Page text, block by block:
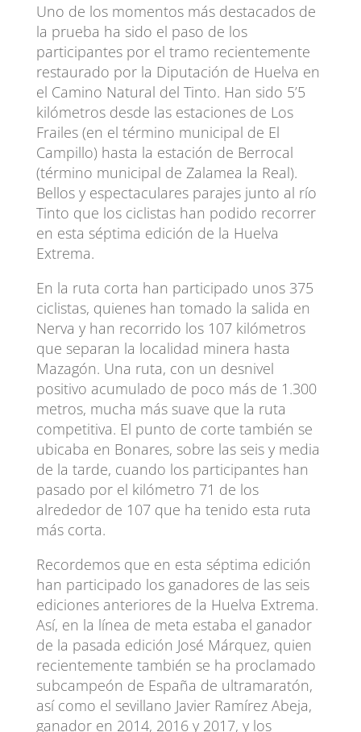
Uno de los momentos más destacados de
la prueba ha sido el paso de los
participantes por el tramo recientemente
restaurado por la Diputación de Huelva en
el Camino Natural del Tinto. Han sido 5’5
kilómetros desde las estaciones de Los
Frailes (en el término municipal de El
Campillo) hasta la estación de Berrocal
(término municipal de Zalamea la Real).
Bellos y espectaculares parajes junto al río
Tinto que los ciclistas han podido recorrer
en esta séptima edición de la Huelva
Extrema.
En la ruta corta han participado unos 375
ciclistas, quienes han tomado la salida en
Nerva y han recorrido los 107 kilómetros
que separan la localidad minera hasta
Mazagón. Una ruta, con un desnivel
positivo acumulado de poco más de 1.300
metros, mucha más suave que la ruta
competitiva. El punto de corte también se
ubicaba en Bonares, sobre las seis y media
de la tarde, cuando los participantes han
pasado por el kilómetro 71 de los
alrededor de 107 que ha tenido esta ruta
más corta.
Recordemos que en esta séptima edición
han participado los ganadores de las seis
ediciones anteriores de la Huelva Extrema.
Así, en la línea de meta estaba el ganador
de la pasada edición José Márquez, quien
recientemente también se ha proclamado
subcampeón de España de ultramaratón,
así como el sevillano Javier Ramírez Abeja,
ganador en 2014, 2016 y 2017, y los